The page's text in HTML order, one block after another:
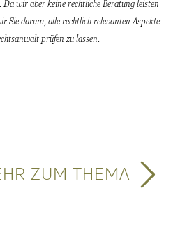
Da wir aber keine rechtliche Beratung leisten
Sie darum, alle rechtlich relevanten Aspekte
prüfen zu lassen.
ZUM THEMA